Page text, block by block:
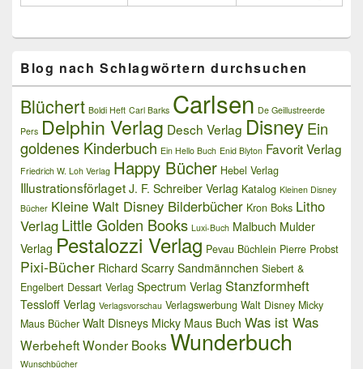
Blog nach Schlagwörtern durchsuchen
Blüchert Boldi Heft Carl Barks Carlsen De Geillustreerde
Pers Delphin Verlag Desch Verlag DisneyEin
goldenes Kinderbuch Ein Hello Buch Enid Blyton Favorit Verlag
Friedrich W. Loh Verlag Happy Bücher Hebel Verlag
Illustrationsförlaget J. F. Schreiber Verlag Katalog Kleinen Disney
Bücher Kleine Walt Disney Bilderbücher Kron Boks Litho
Verlag Little Golden Books Luxi-Buch Malbuch Mulder
Verlag Pestalozzi Verlag Pevau Büchlein Pierre Probst
Pixi-Bücher Richard Scarry Sandmännchen Siebert &
Engelbert Dessart Verlag Spectrum Verlag Stanzformheft
Tessloff Verlag Verlagsvorschau Verlagswerbung Walt Disney Micky
Maus Bücher Walt Disneys Micky Maus Buch Was ist Was
WerbeheftWonder Books Wunderbuch
Wunschbücher